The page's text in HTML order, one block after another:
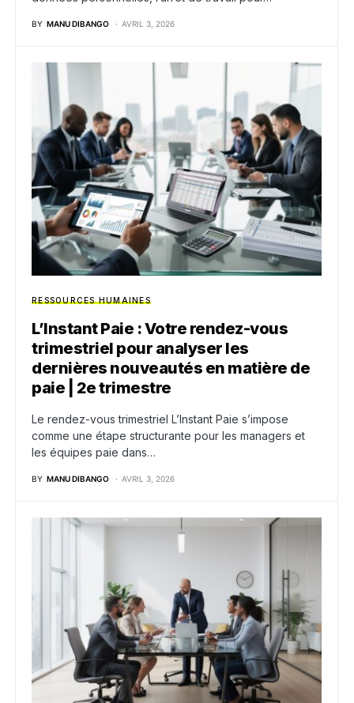
BY MANU DIBANGO AVRIL 3, 2026
RESSOURCES HUMAINES
L’Instant Paie : Votre rendez-vous
trimestriel pour analyser les
dernières nouveautés en matière de
paie | 2e trimestre
Le rendez-vous trimestriel L’Instant Paie s’impose
comme une étape structurante pour les managers et
les équipes paie dans…
BY MANU DIBANGO AVRIL 3, 2026